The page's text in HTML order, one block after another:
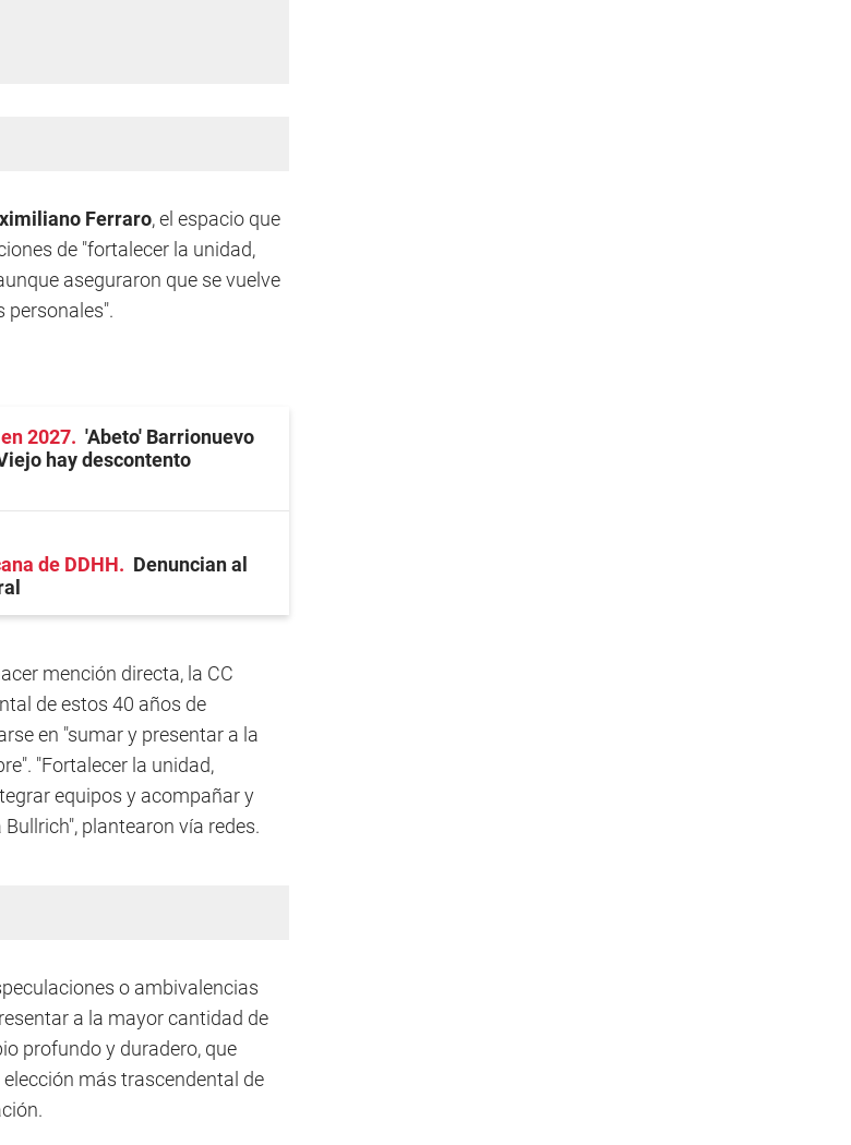
Ferraro, el espacio que
de "fortalecer la unidad,
aseguraron que se vuelve
personales".
2027
'Abeto' Barrionuevo
hay descontento
de DDHH
Denuncian al
mención directa, la CC
de estos 40 años de
en "sumar y presentar a la
"Fortalecer la unidad,
equipos y acompañar y
plantearon vía redes.
o ambivalencias
a la mayor cantidad de
profundo y duradero, que
más trascendental de